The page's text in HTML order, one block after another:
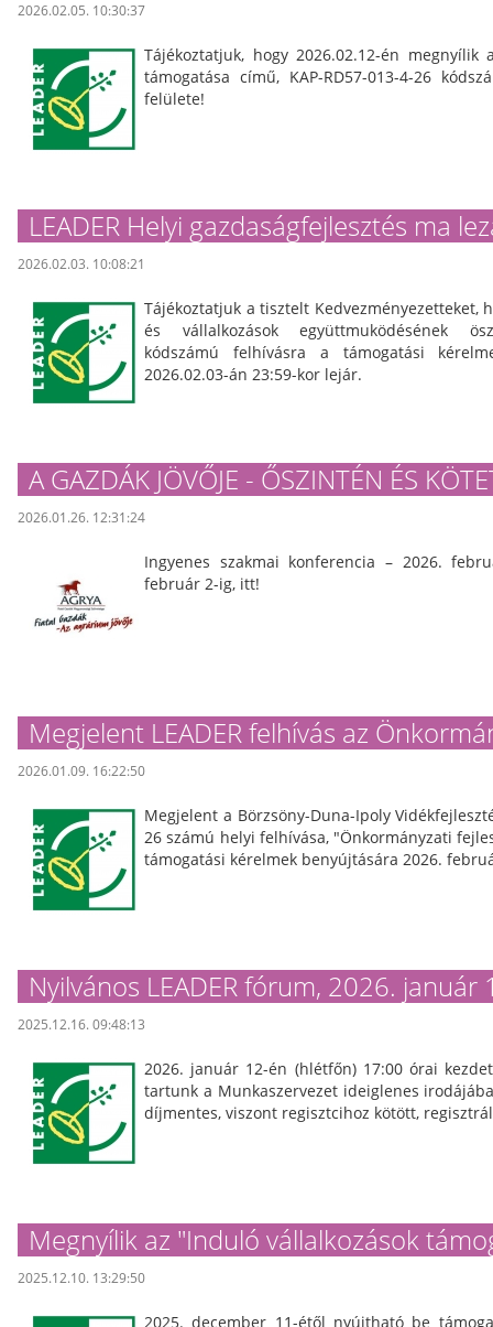
2026.02.05. 10:30:37
Tájékoztatjuk, hogy 2026.02.12-én megnyílik
támogatása című, KAP-RD57-013-4-26
felülete!
LEADER Helyi gazdaságfejlesztés ma
2026.02.03. 10:08:21
Tájékoztatjuk a tisztelt Kedvezményezetteket,
és vállalkozások együttmuködésének
kódszámú felhívásra a támogatási
2026.02.03-án 23:59-kor lejár.
A GAZDÁK JÖVŐJE - ŐSZINTÉN ÉS
2026.01.26. 12:31:24
Ingyenes szakmai konferencia – 2026.
február 2-ig, itt!
Megjelent LEADER felhívás az
2026.01.09. 16:22:50
Megjelent a Börzsöny-Duna-Ipoly
26 számú helyi felhívása, "Önkormányzati
támogatási kérelmek benyújtására 2026.
Nyilvános LEADER fórum, 2026. január
2025.12.16. 09:48:13
2026. január 12-én (hlétfőn) 17:00 órai
tartunk a Munkaszervezet ideiglenes
díjmentes, viszont regisztcihoz kötött,
Megnyílik az "Induló vállalkozások
2025.12.10. 13:29:50
2025. december 11-étől nyújtható be